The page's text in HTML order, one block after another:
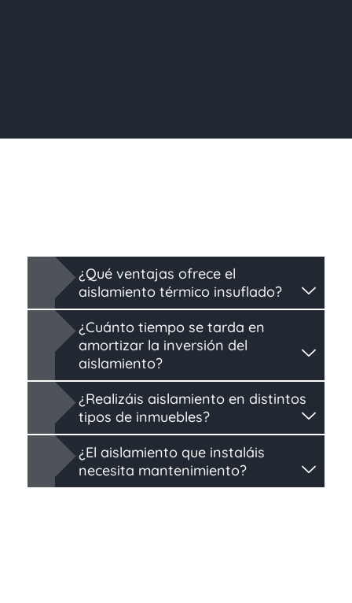
¿Qué ventajas ofrece el
aislamiento térmico insuflado?
¿Cuánto tiempo se tarda en
amortizar la inversión del
aislamiento?
¿Realizáis aislamiento en distintos
tipos de inmuebles?
¿El aislamiento que instaláis
necesita mantenimiento?